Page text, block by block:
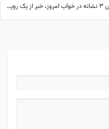
تعبیر خواب روزانه؛ متولد کدام ماهی؟ این 3 نشانه در خواب امروز، خبر از یک رویداد بزرگ می‌دهند! / چهارشنبه 14 مرداد 1405